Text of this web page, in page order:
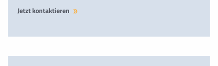
Jetzt kontaktieren